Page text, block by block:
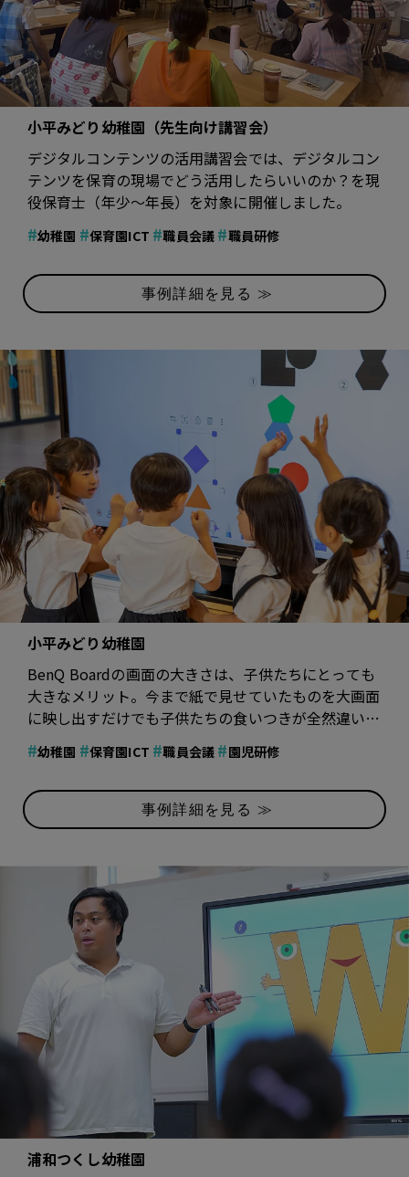
小平みどり幼稚園（先生向け講習会）
デジタルコンテンツの活用講習会では、デジタルコン
テンツを保育の現場でどう活用したらいいのか？を現
役保育士（年少～年長）を対象に開催しました。
#幼稚園 #保育園ICT #職員会議 #職員研修
事例詳細を見る ≫
小平みどり幼稚園
BenQ Boardの画面の大きさは、子供たちにとっても
大きなメリット。今まで紙で見せていたものを大画面
に映し出すだけでも子供たちの食いつきが全然違いま
能です。
#幼稚園 #保育園ICT #職員会議 #園児研修
事例詳細を見る ≫
浦和つくし幼稚園